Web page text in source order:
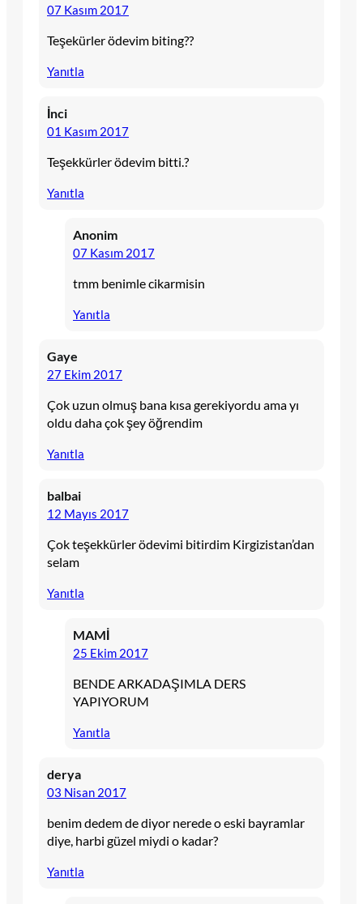
07 Kasım 2017
Teşekürler ödevim biting??
Yanıtla
İnci
01 Kasım 2017
Teşekkürler ödevim bitti.?
Yanıtla
Anonim
07 Kasım 2017
tmm benimle cikarmisin
Yanıtla
Gaye
27 Ekim 2017
Çok uzun olmuş bana kısa gerekiyordu ama yı
oldu daha çok şey öğrendim
Yanıtla
balbai
12 Mayıs 2017
Çok teşekkürler ödevimi bitirdim Kirgizistan’dan
selam
Yanıtla
MAMİ
25 Ekim 2017
BENDE ARKADAŞIMLA DERS
YAPIYORUM
Yanıtla
derya
03 Nisan 2017
benim dedem de diyor nerede o eski bayramlar
diye, harbi güzel miydi o kadar?
Yanıtla